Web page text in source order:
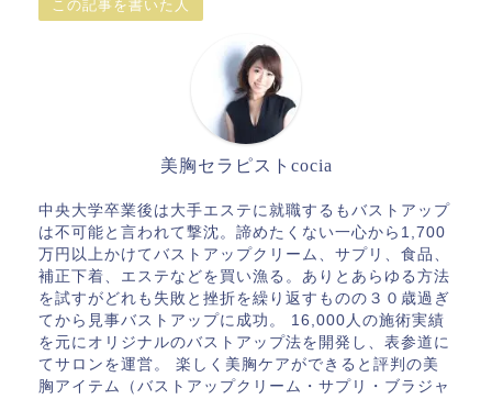
この記事を書いた人
美胸セラピストcocia
中央大学卒業後は大手エステに就職するもバストアップ
は不可能と言われて撃沈。諦めたくない一心から1,700
万円以上かけてバストアップクリーム、サプリ、食品、
補正下着、エステなどを買い漁る。ありとあらゆる方法
を試すがどれも失敗と挫折を繰り返すものの３０歳過ぎ
てから見事バストアップに成功。 16,000人の施術実績
を元にオリジナルのバストアップ法を開発し、表参道に
てサロンを運営。 楽しく美胸ケアができると評判の美
胸アイテム（バストアップクリーム・サプリ・ブラジャ